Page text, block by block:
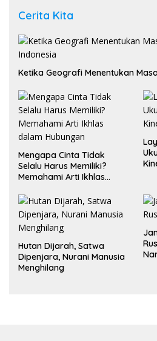
Cerita Kita
Ketika Geografi Menentukan
Mengapa Cinta Tidak
Selalu Harus Memiliki?
Memahami Arti Ikhlas
Hutan Dijarah, Satwa
Dipenjara, Nurani Manusia
Menghilang